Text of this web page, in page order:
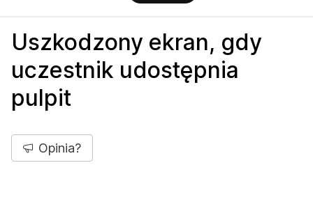
Uszkodzony ekran, gdy
uczestnik udostępnia
pulpit
Opinia?